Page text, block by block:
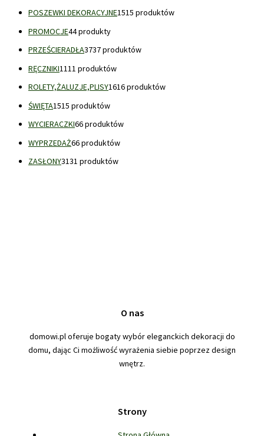
POSZEWKI DEKORACYJNE1515 produktów
PROMOCJE44 produkty
PRZEŚCIERADŁA3737 produktów
RĘCZNIKI11 11 produktów
ROLETY,ŻALUZJE,PLISY1616 produktów
ŚWIĘTA1515 produktów
WYCIERACZKI66 produktów
WYPRZEDAŻ66 produktów
ZASŁONY3131 produktów
O nas
domowi.pl oferuje bogaty wybór eleganckich dekoracji do
domu, dając Ci możliwość wyrażenia siebie poprzez design
wnętrz.
Strony